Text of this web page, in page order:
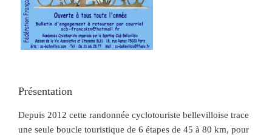
Présentation
Depuis 2012 cette randonnée cyclotouriste bellevilloise trace
une seule boucle touristique de 6 étapes de 45 à 80 km, pour